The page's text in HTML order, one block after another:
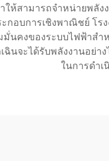
สามารถจำหน่ายพลัง
อบการเชิงพาณิชย์ โ
นคงของระบบไฟฟ้าส
นจะได้รับพลังงานอย่
ในการดำ